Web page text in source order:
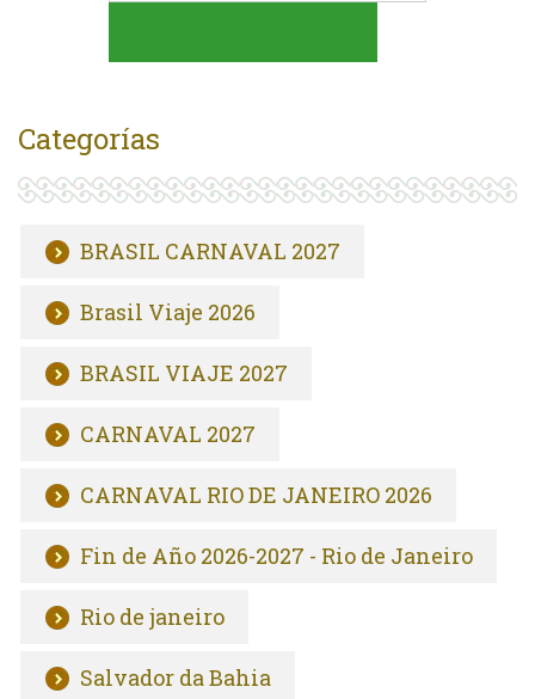
Categorías
BRASIL CARNAVAL 2027
Brasil Viaje 2026
BRASIL VIAJE 2027
CARNAVAL 2027
CARNAVAL RIO DE JANEIRO 2026
Fin de Año 2026-2027 - Rio de Janeiro
Rio de janeiro
Salvador da Bahia